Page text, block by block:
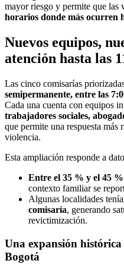
mayor riesgo y permite que las
horarios donde más ocurren
Nuevos equipos,
atención hasta las
Las cinco comisarías
semipermanente, entre las
Cada una cuenta con equipos
trabajadores sociales,
que permite una respuesta más
violencia.
Esta ampliación responde a
Entre el 35 % y el 45 %
contexto familiar se
Algunas localidades
comisaría, generando
revictimización.
Una expansión
Bogotá